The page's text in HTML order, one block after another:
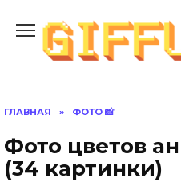
содержанию
ГЛАВНАЯ » ФОТО 📸
Фото цветов
(34 картинки)